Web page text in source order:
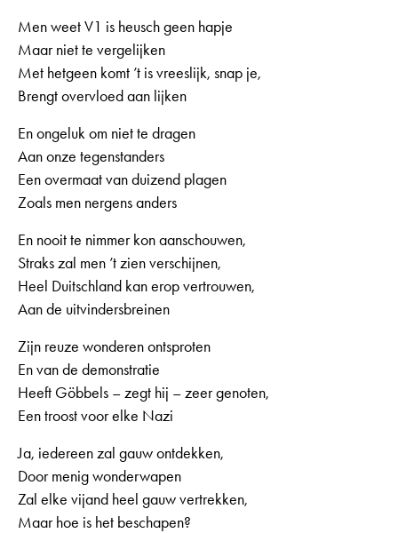
Men weet V1 is heusch geen hapje
Maar niet te vergelijken
Met hetgeen komt ’t is vreeslijk, snap je,
Brengt overvloed aan lijken
En ongeluk om niet te dragen
Aan onze tegenstanders
Een overmaat van duizend plagen
Zoals men nergens anders
En nooit te nimmer kon aanschouwen,
Straks zal men ’t zien verschijnen,
Heel Duitschland kan erop vertrouwen,
Aan de uitvindersbreinen
Zijn reuze wonderen ontsproten
En van de demonstratie
Heeft Göbbels – zegt hij – zeer genoten,
Een troost voor elke Nazi
Ja, iedereen zal gauw ontdekken,
Door menig wonderwapen
Zal elke vijand heel gauw vertrekken,
Maar hoe is het beschapen?